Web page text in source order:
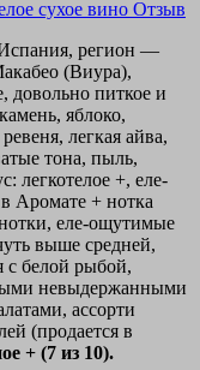
Испания, регион —
(Виура),
довольно питкое и
яблоко,
легкая айва,
тона, пыль,
легкотелое +, еле-
Аромате + нотка
еле-ощутимые
выше средней,
с белой рыбой,
невыдержанными
ассорти
(продается в
+ (7 из 10).